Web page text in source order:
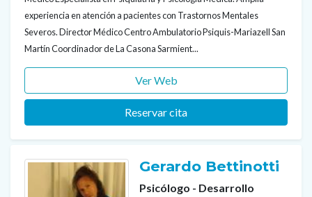
experiencia en atención a pacientes con Trastornos Mentales
Severos. Director Médico Centro Ambulatorio Psiquis-Mariazell San
Martín Coordinador de La Casona Sarmient...
Ver Web
Reservar cita
Gerardo Bettinotti
Psicólogo - Desarrollo